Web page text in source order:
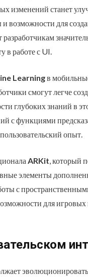
изменений станет
возможности для
в работе с UI.
Learningв
смогут легче
глубоких знаний в
с функциями
опыт.
ARKit, который
элементы
с
для игровых